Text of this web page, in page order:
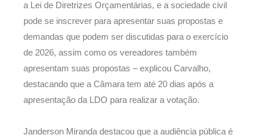
a Lei de Diretrizes Orçamentárias, e a sociedade civil
pode se inscrever para apresentar suas propostas e
demandas que podem ser discutidas para o exercício
de 2026, assim como os vereadores também
apresentam suas propostas – explicou Carvalho,
destacando que a Câmara tem até 20 dias após a
apresentação da LDO para realizar a votação.
Janderson Miranda destacou que a audiência pública é